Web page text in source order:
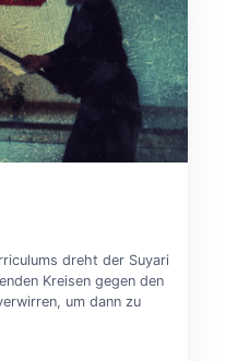
dreht der Suyari
Kreisen gegen den
um dann zu